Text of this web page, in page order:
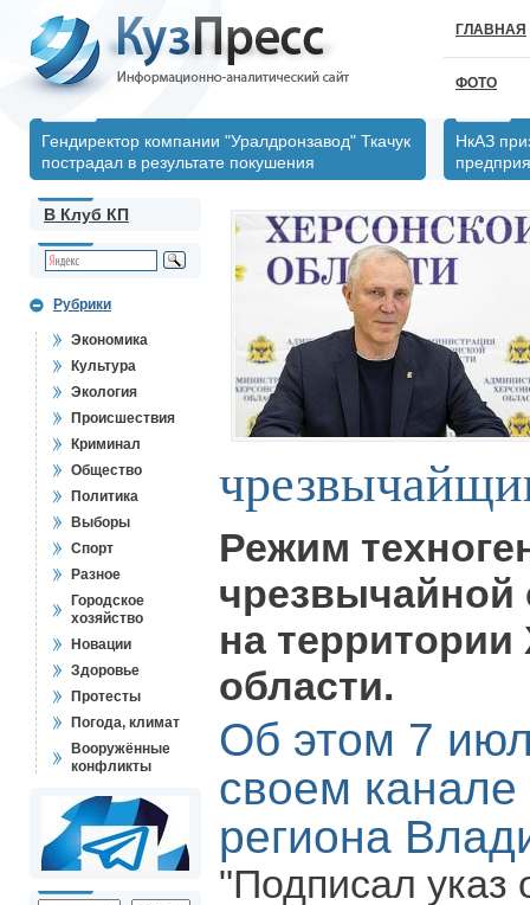
ГЛАВНАЯ
ФОТО
Гендиректор компании "Уралдронзавод" Ткачук
пострадал в результате покушения
НкАЗ
В Клуб КП
Рубрики
Экономика
Культура
Экология
Происшествия
Криминал
Общество
Политика
Выборы
Спорт
Разное
Городское
хозяйство
Новации
Здоровье
Протесты
Погода, климат
Вооружённые
конфликты
Режим
чрезвычайной
на территории
области.
Об этом 7
своем канале
региона
"Подписал указ